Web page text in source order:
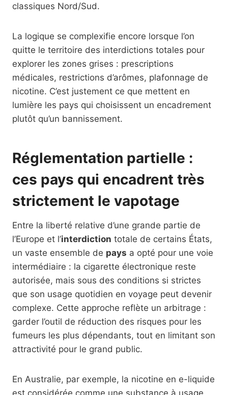
classiques Nord/Sud.
La logique se complexifie encore lorsque l’on
quitte le territoire des interdictions totales pour
explorer les zones grises : prescriptions
médicales, restrictions d’arômes, plafonnage de
nicotine. C’est justement ce que mettent en
lumière les pays qui choisissent un encadrement
plutôt qu’un bannissement.
Réglementation partielle :
ces pays qui encadrent très
strictement le vapotage
Entre la liberté relative d’une grande partie de
l’Europe et l’interdiction totale de certains États,
un vaste ensemble de pays a opté pour une voie
intermédiaire : la cigarette électronique reste
autorisée, mais sous des conditions si strictes
que son usage quotidien en voyage peut devenir
complexe. Cette approche reflète un arbitrage :
garder l’outil de réduction des risques pour les
fumeurs les plus dépendants, tout en limitant son
attractivité pour le grand public.
En Australie, par exemple, la nicotine en e-liquide
est considérée comme une substance à usage